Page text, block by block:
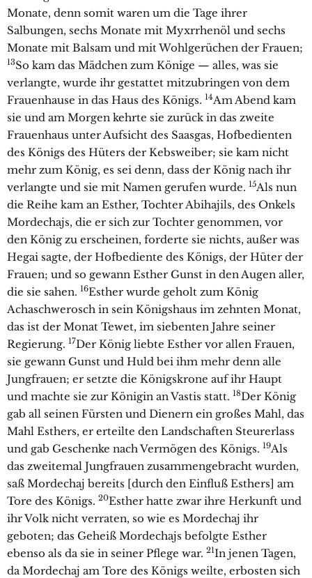
Monate, denn somit waren um die Tage ihrer
Salbungen, sechs Monate mit Myxrrhenöl und sechs
Monate mit Balsam und mit Wohlgerüchen der Frauen;
13So kam das Mädchen zum Könige — alles, was sie
verlangte, wurde ihr gestattet mitzubringen von dem
Frauenhause in das Haus des Königs. 14Am Abend kam
sie und am Morgen kehrte sie zurück in das zweite
Frauenhaus unter Aufsicht des Saasgas, Hofbedienten
des Königs des Hüters der Kebsweiber; sie kam nicht
mehr zum König, es sei denn, dass der König nach ihr
verlangte und sie mit Namen gerufen wurde. 15Als nun
die Reihe kam an Esther, Tochter Abihajils, des Onkels
Mordechajs, die er sich zur Tochter genommen, vor
den König zu erscheinen, forderte sie nichts, außer was
Hegai sagte, der Hofbediente des Königs, der Hüter der
Frauen; und so gewann Esther Gunst in den Augen aller,
die sie sahen. 16Esther wurde geholt zum König
Achaschwerosch in sein Königshaus im zehnten Monat,
das ist der Monat Tewet, im siebenten Jahre seiner
Regierung. 17Der König liebte Esther vor allen Frauen,
sie gewann Gunst und Huld bei ihm mehr denn alle
Jungfrauen; er setzte die Königskrone auf ihr Haupt
und machte sie zur Königin an Vastis statt. 18Der König
gab all seinen Fürsten und Dienern ein großes Mahl, das
Mahl Esthers, er erteilte den Landschaften Steurerlass
und gab Geschenke nach Vermögen des Königs. 19Als
das zweitemal Jungfrauen zusammengebracht wurden,
saß Mordechaj bereits [durch den Einfluß Esthers] am
Tore des Königs. 20Esther hatte zwar ihre Herkunft und
ihr Volk nicht verraten, so wie es Mordechaj ihr
geboten; das Geheiß Mordechajs befolgte Esther
ebenso als da sie in seiner Pflege war. 21In jenen Tagen,
da Mordechaj am Tore des Königs weilte, erbosten sich